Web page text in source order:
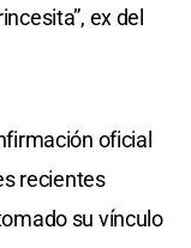
ex del
oficial
recientes
su vínculo